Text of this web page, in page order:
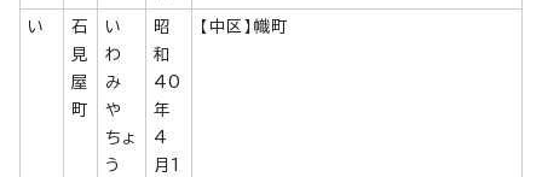
い
石
見
屋
町
い
わ
み
や
ちょ
う
昭
和
40
年
4
月1
【中区】幟町